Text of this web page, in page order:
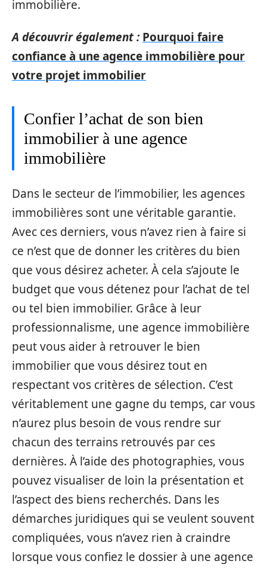
immobilière.
A découvrir également : Pourquoi faire
confiance à une agence immobilière pour
votre projet immobilier
Confier l’achat de son bien
immobilier à une agence
immobilière
Dans le secteur de l’immobilier, les agences
immobilières sont une véritable garantie.
Avec ces derniers, vous n’avez rien à faire si
ce n’est que de donner les critères du bien
que vous désirez acheter. À cela s’ajoute le
budget que vous détenez pour l’achat de tel
ou tel bien immobilier. Grâce à leur
professionnalisme, une agence immobilière
peut vous aider à retrouver le bien
immobilier que vous désirez tout en
respectant vos critères de sélection. C’est
véritablement une gagne du temps, car vous
n’aurez plus besoin de vous rendre sur
chacun des terrains retrouvés par ces
dernières. À l’aide des photographies, vous
pouvez visualiser de loin la présentation et
l’aspect des biens recherchés. Dans les
démarches juridiques qui se veulent souvent
compliquées, vous n’avez rien à craindre
lorsque vous confiez le dossier à une agence